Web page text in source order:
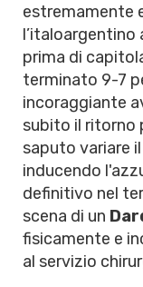
estremamente
l’italoargentino
prima di
terminato 9-7
incoraggiante
subito il ritorno
saputo variare
inducendo
definitivo nel
scena di un
fisicamente e
al servizio